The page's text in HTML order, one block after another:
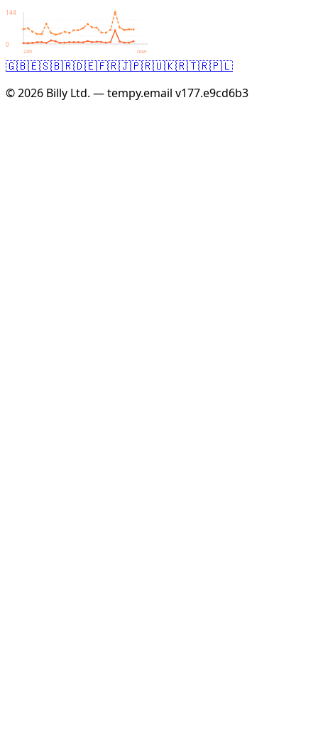
144
0
24h now
🇬🇧🇪🇸🇧🇷🇩🇪🇫🇷🇯🇵🇷🇺🇰🇷🇹🇷🇵🇱
© 2026 Billy Ltd. — tempy.email v177.e9cd6b3